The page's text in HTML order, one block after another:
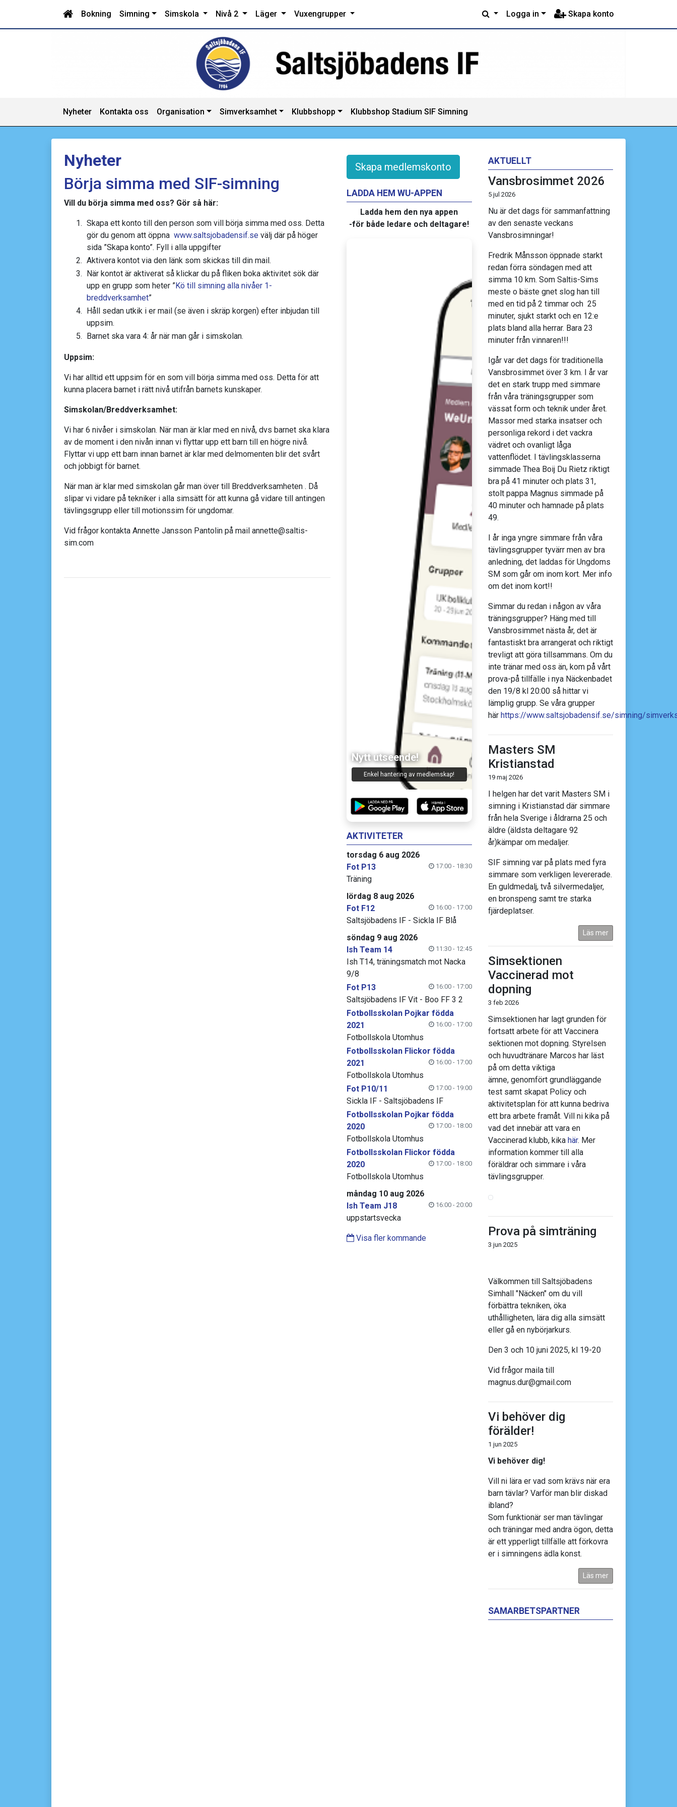
Bokning Simning Simskola Nivå 2 Läger Vuxengrupper Logga in Skapa konto
Nyheter Kontakta oss Organisation Simverksamhet Klubbshopp Klubbshop Stadium SIF Simning
Skapa medlemskonto
LADDA HEM WU-APPEN
Ladda hem den nya appen
-för både ledare och deltagare!
Nytt utseende!
Enkel hantering av medlemskap!
Kommunicera med ledare och
deltagare!
AKTIVITETER
torsdag 6 aug 2026
Fot P13
17:00 - 18:30
Träning
lördag 8 aug 2026
Fot F12
16:00 - 17:00
Saltsjöbadens IF - Sickla IF Blå
söndag 9 aug 2026
Ish Team 14
11:30 - 12:45
Ish T14, träningsmatch mot Nacka
9/8
Fot P13
16:00 - 17:00
Saltsjöbadens IF Vit - Boo FF 3 2
Fotbollsskolan Pojkar födda
2021
16:00 - 17:00
Fotbollskola Utomhus
Fotbollsskolan Flickor födda
2021
16:00 - 17:00
Fotbollskola Utomhus
Fot P10/11
17:00 - 19:00
Sickla IF - Saltsjöbadens IF
Fotbollsskolan Pojkar födda
2020
17:00 - 18:00
Fotbollskola Utomhus
Fotbollsskolan Flickor födda
2020
17:00 - 18:00
Fotbollskola Utomhus
måndag 10 aug 2026
Ish Team J18
16:00 - 20:00
uppstartsvecka
Visa fler kommande
Nyheter
Börja simma med SIF-simning
Vill du börja simma med oss? Gör så här:
Skapa ett konto till den person som vill börja simma med oss. Detta
gör du genom att öppna www.saltsjobadensif.se välj där på höger
sida ”Skapa konto”. Fyll i alla uppgifter
Aktivera kontot via den länk som skickas till din mail.
När kontot är aktiverat så klickar du på fliken boka aktivitet sök där
upp en grupp som heter ”Kö till simning alla nivåer 1-
breddverksamhet”
Håll sedan utkik i er mail (se även i skräp korgen) efter inbjudan till
uppsim.
Barnet ska vara 4: år när man går i simskolan.
Uppsim:
Vi har alltid ett uppsim för en som vill börja simma med oss. Detta för att
kunna placera barnet i rätt nivå utifrån barnets kunskaper.
Simskolan/Breddverksamhet:
Vi har 6 nivåer i simskolan. När man är klar med en nivå, dvs barnet ska klara
av de moment i den nivån innan vi flyttar upp ett barn till en högre nivå.
Flyttar vi upp ett barn innan barnet är klar med delmomenten blir det svårt
och jobbigt för barnet.
När man är klar med simskolan går man över till Breddverksamheten . Då
slipar vi vidare på tekniker i alla simsätt för att kunna gå vidare till antingen
tävlingsgrupp eller till motionssim för ungdomar.
Vid frågor kontakta Annette Jansson Pantolin på mail annette@saltis-
sim.com
AKTUELLT
Vansbrosimmet 2026
5 jul 2026
Nu är det dags för sammanfattning
av den senaste veckans
Vansbrosimningar!
Fredrik Månsson öppnade starkt
redan förra söndagen med att
simma 10 km. Som Saltis-Sims
meste o bäste gnet slog han till
med en tid på 2 timmar och 25
minuter, sjukt starkt och en 12:e
plats bland alla herrar. Bara 23
minuter från vinnaren!!!
Igår var det dags för traditionella
Vansbrosimmet över 3 km. I år var
det en stark trupp med simmare
från våra träningsgrupper som
vässat form och teknik under året.
Massor med starka insatser och
personliga rekord i det vackra
vädret och ovanligt låga
vattenflödet. I tävlingsklasserna
simmade Thea Boij Du Rietz riktigt
bra på 41 minuter och plats 31,
stolt pappa Magnus simmade på
40 minuter och hamnade på plats
49.
I år inga yngre simmare från våra
tävlingsgrupper tyvärr men av bra
anledning, det laddas för Ungdoms
SM som går om inom kort. Mer info
om det inom kort!!
Simmar du redan i någon av våra
träningsgrupper? Häng med till
Vansbrosimmet nästa år, det är
fantastiskt bra arrangerat och riktigt
trevligt att göra tillsammans. Om du
inte tränar med oss än, kom på vårt
prova-på tillfälle i nya Näckenbadet
den 19/8 kl 20:00 så hittar vi
lämplig grupp. Se våra grupper
här https://www.saltsjobadensif.se/simning/
Masters SM
Kristianstad
19 maj 2026
I helgen har det varit Masters SM i
simning i Kristianstad där simmare
från hela Sverige i åldrarna 25 och
äldre (äldsta deltagare 92
år)kämpar om medaljer.
SIF simning var på plats med fyra
simmare som verkligen levererade.
En guldmedalj, två silvermedaljer,
en bronspeng samt tre starka
fjärdeplatser.
Läs mer
Simsektionen
Vaccinerad mot
dopning
3 feb 2026
Simsektionen har lagt grunden för
fortsatt arbete för att Vaccinera
sektionen mot dopning. Styrelsen
och huvudtränare Marcos har läst
på om detta viktiga
ämne, genomfört grundläggande
test samt skapat Policy och
aktivitetsplan för att kunna bedriva
ett bra arbete framåt. Vill ni kika på
vad det innebär att vara en
Vaccinerad klubb, kika här. Mer
information kommer till alla
föräldrar och simmare i våra
tävlingsgrupper.
Prova på simträning
3 jun 2025
Välkommen till Saltsjöbadens
Simhall "Näcken" om du vill
förbättra tekniken, öka
uthålligheten, lära dig alla simsätt
eller gå en nybörjarkurs.
Den 3 och 10 juni 2025, kl 19-20
Vid frågor maila till
magnus.dur@gmail.com
Vi behöver dig
förälder!
1 jun 2025
Vi behöver dig!
Vill ni lära er vad som krävs när era
barn tävlar? Varför man blir diskad
ibland?
Som funktionär ser man tävlingar
och träningar med andra ögon, detta
är ett ypperligt tillfälle att förkovra
er i simningens ädla konst.
Läs mer
SAMARBETSPARTNER